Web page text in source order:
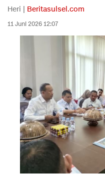
Heri | Beritasulsel.com
11 Juni 2026 12:07